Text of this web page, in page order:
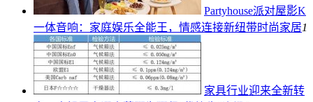
Partyhouse派对屋影K
一体音响：家庭娱乐全能王，情感连接新纽带时尚家居1
家具行业迎来全新转